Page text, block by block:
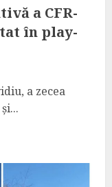
a CFR-
în play-
a zecea